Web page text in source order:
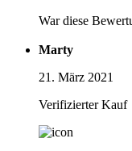
War diese
Marty
21. März 2021
Verifizierter Kauf